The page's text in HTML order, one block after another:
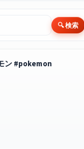
🔍 検索
ン #pokemon